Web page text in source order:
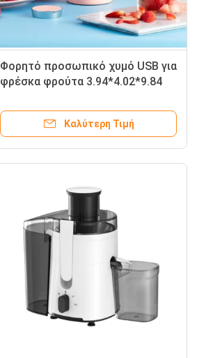
Φορητό προσωπικό χυμό USB για
φρέσκα φρούτα 3.94*4.02*9.84
Καλύτερη Τιμή